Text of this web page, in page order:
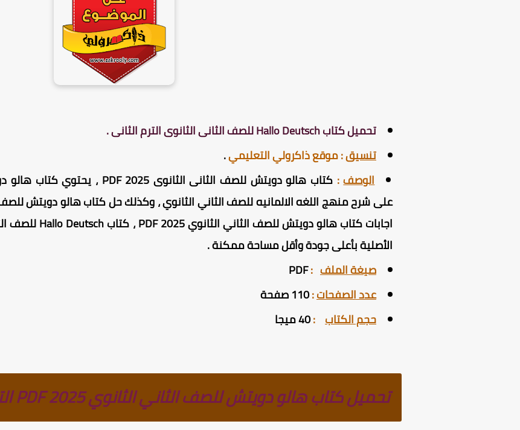
تحميل كتاب Hallo Deutsch للصف الثانى الثانوى الترم الثانى .
تنسيق:موقع ذاكرولي التعليمي.
الوصف:
اجابات كتاب هالو دويتش للصف الثاني الثانوي 2025 PDF ، كتاب Hallo Deutsch للصف الثانى الثانوى الترم الثانى كامل
الأصلية بأعلى جودة وأقل مساحة ممكنة.
صيغة الملف :
PDF
عدد الصفحات:110 صفحة
حجم الكتاب :40 ميجا
تحميل كتاب هالو دويتش للصف الثاني الثانوي 2025 PDF الترم الثاني